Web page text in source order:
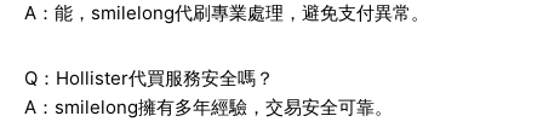
A：能，smilelong代刷專業處理，避免支付異常。
Q：Hollister代買服務安全嗎？
A：smilelong擁有多年經驗，交易安全可靠。